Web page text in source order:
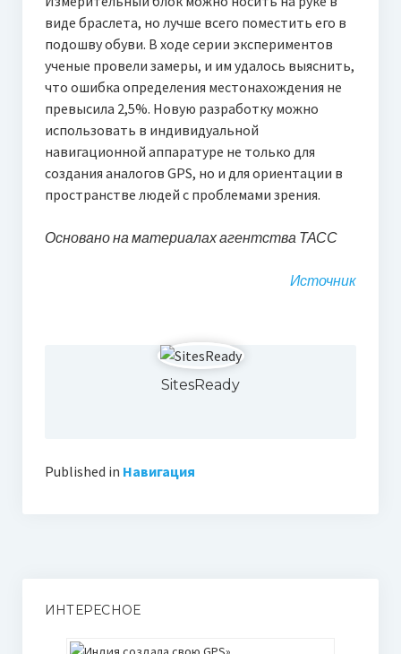
виде браслета, но лучше всего поместить его в
подошву обуви. В ходе серии экспериментов
ученые провели замеры, и им удалось выяснить,
что ошибка определения местонахождения не
превысила 2,5%. Новую разработку можно
использовать в индивидуальной
навигационной аппаратуре не только для
создания аналогов GPS, но и для ориентации в
пространстве людей с проблемами зрения.
Основано на материалах агентства ТАСС
Источник
SitesReady
Published in Навигация
ИНТЕРЕСНОЕ